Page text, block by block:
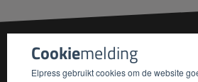
Cookiemelding
Elpress gebruikt cookies om de website